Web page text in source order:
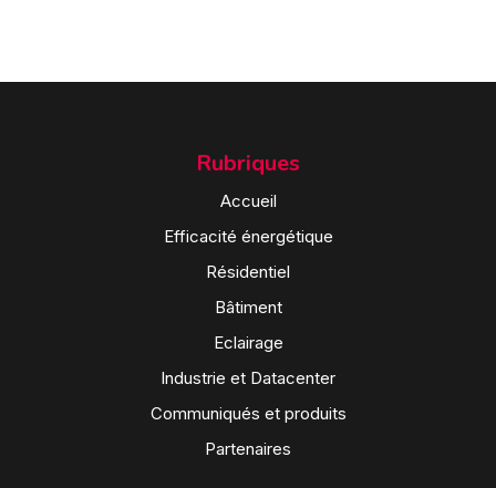
Rubriques
Accueil
Efficacité énergétique
Résidentiel
Bâtiment
Eclairage
Industrie et Datacenter
Communiqués et produits
Partenaires